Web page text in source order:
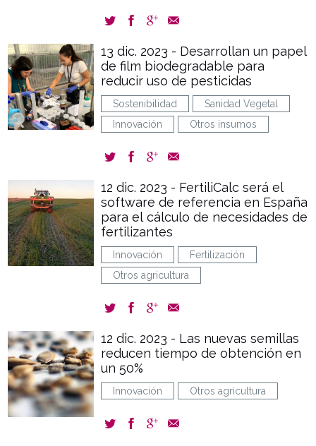
13 dic. 2023 - Desarrollan un papel
de film biodegradable para
reducir uso de pesticidas
Sostenibilidad
Sanidad Vegetal
Innovación
Otros insumos
12 dic. 2023 - FertiliCalc será el
software de referencia en España
para el cálculo de necesidades de
fertilizantes
Innovación
Fertilización
Otros agricultura
12 dic. 2023 - Las nuevas semillas
reducen tiempo de obtención en
un 50%
Innovación Otros agricultura